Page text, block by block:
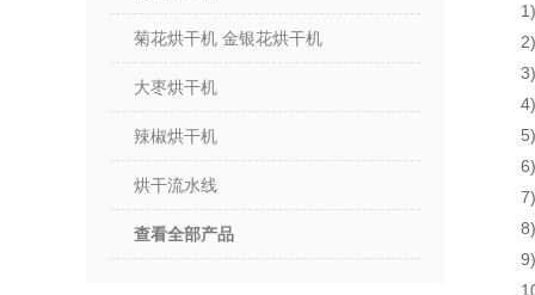
菊花烘干机 金银花烘干机
大枣烘干机
辣椒烘干机
烘干流水线
查看全部产品